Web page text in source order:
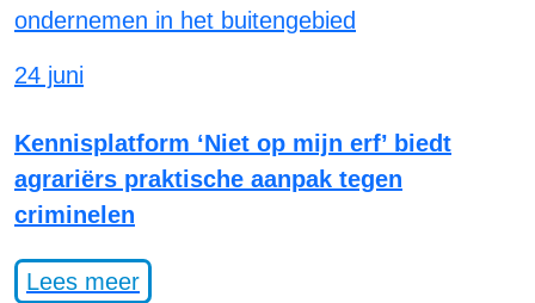
24 juni
Kennisplatform ‘Niet op mijn erf’ biedt
agrariërs praktische aanpak tegen
criminelen
Lees meer